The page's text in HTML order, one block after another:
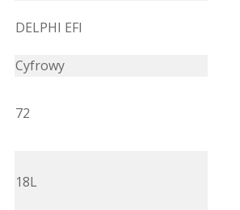
DELPHI EFI
Cyfrowy
72
18L